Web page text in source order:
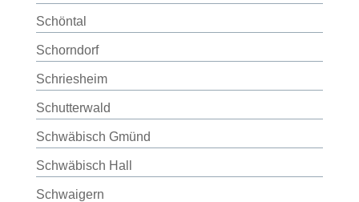
Schöntal
Schorndorf
Schriesheim
Schutterwald
Schwäbisch Gmünd
Schwäbisch Hall
Schwaigern